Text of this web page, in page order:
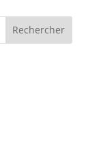
Rechercher